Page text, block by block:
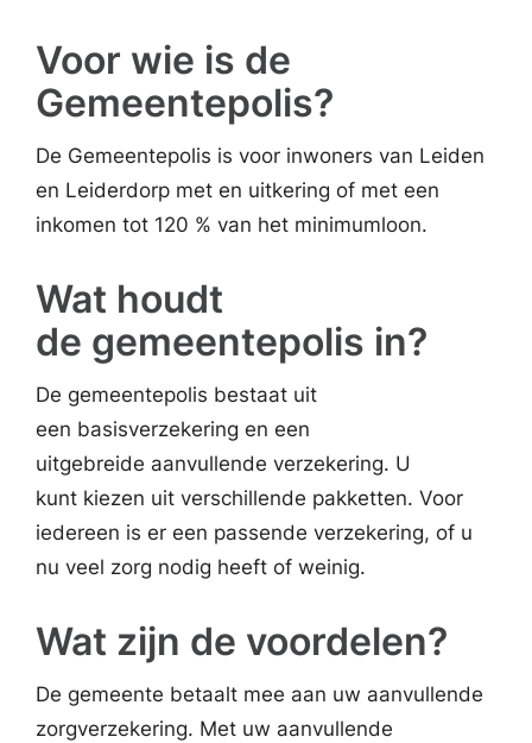
Voor wie is de
Gemeentepolis?
De Gemeentepolis is voor inwoners van Leiden
en Leiderdorp met en uitkering of met een
inkomen tot 120 % van het minimumloon.
Wat houdt
de gemeentepolis in?
De gemeentepolis bestaat uit
een basisverzekering en een
uitgebreide aanvullende verzekering. U
kunt kiezen uit verschillende pakketten. Voor
iedereen is er een passende verzekering, of u
nu veel zorg nodig heeft of weinig.
Wat zijn de voordelen?
De gemeente betaalt mee aan uw aanvullende
zorgverzekering. Met uw aanvullende